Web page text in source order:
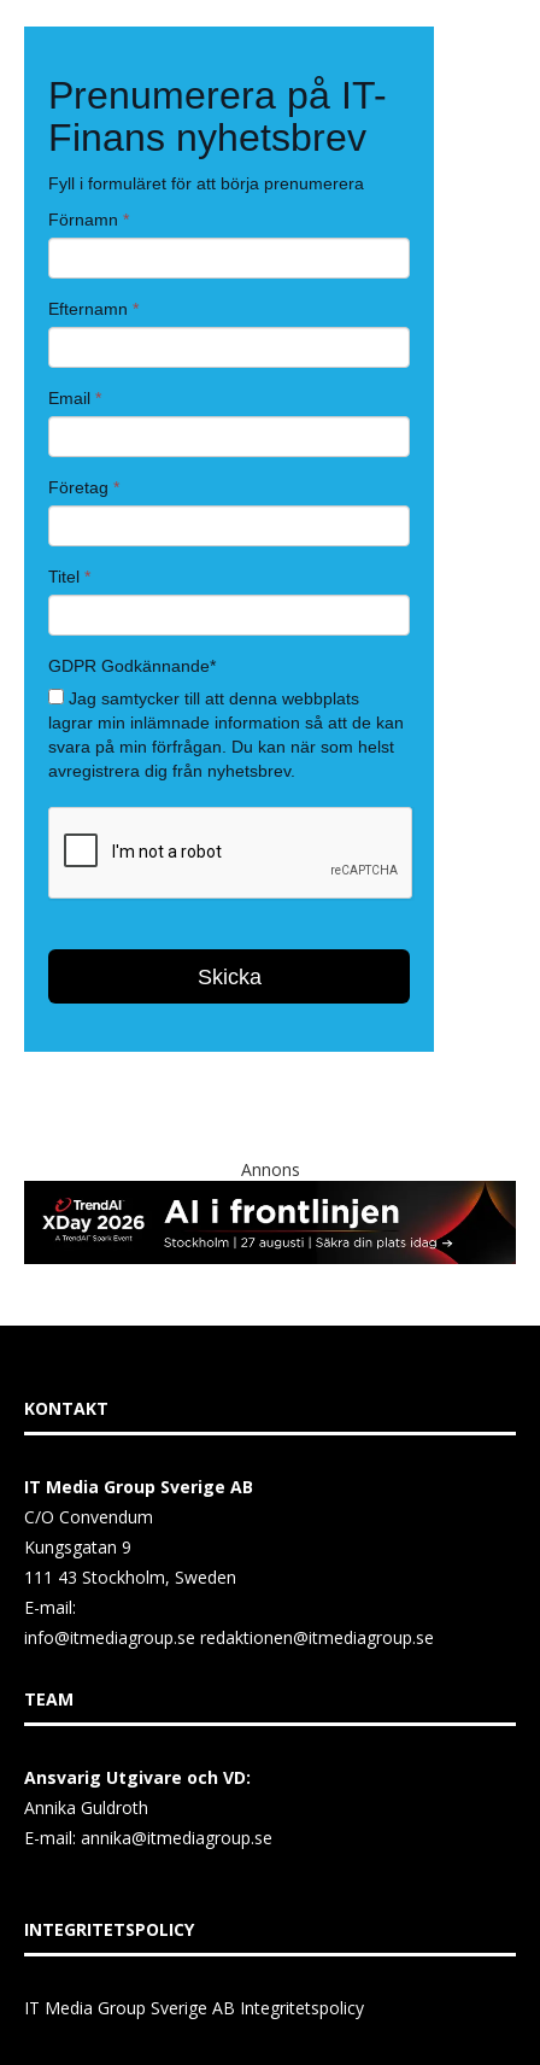
Annons
KONTAKT
IT Media Group Sverige AB
C/O Convendum
Kungsgatan 9
111 43 Stockholm, Sweden
E-mail:
info@itmediagroup.se redaktionen@itmediagroup.se
TEAM
Ansvarig Utgivare och VD:
Annika Guldroth
E-mail: annika@itmediagroup.se
INTEGRITETSPOLICY
IT Media Group Sverige AB Integritetspolicy